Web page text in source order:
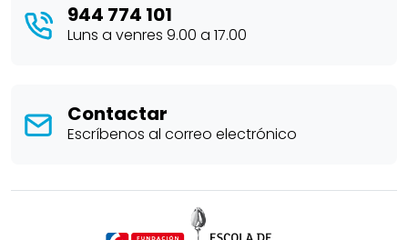
944 774 101
Luns a venres 9.00 a 17.00
Contactar
Escríbenos al correo electrónico